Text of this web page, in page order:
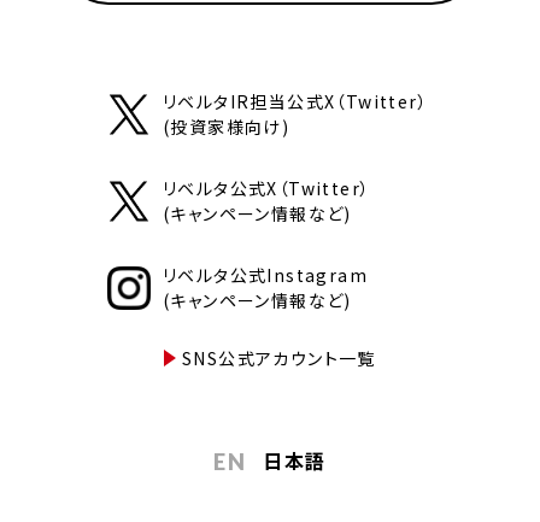
リベルタIR担当公式X（Twitter）
(投資家様向け)
リベルタ公式X（Twitter）
(キャンペーン情報など)
リベルタ公式Instagram
(キャンペーン情報など)
SNS公式アカウント一覧
EN 日本語